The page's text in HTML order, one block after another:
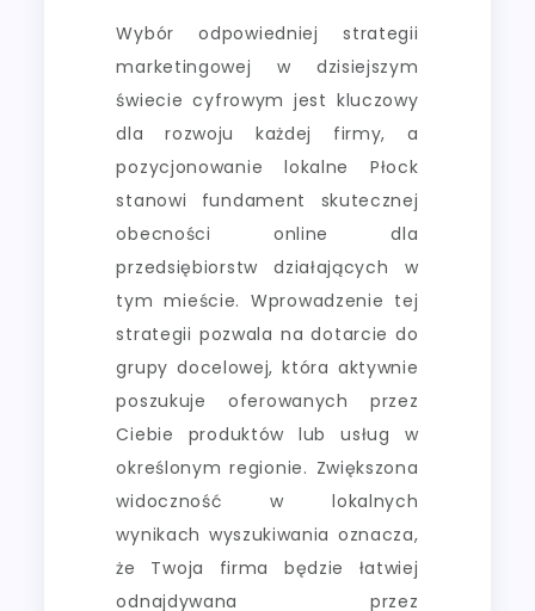
Wybór odpowiedniej strategii
marketingowej w dzisiejszym
świecie cyfrowym jest kluczowy
dla rozwoju każdej firmy, a
pozycjonowanie lokalne Płock
stanowi fundament skutecznej
obecności online dla
przedsiębiorstw działających w
tym mieście. Wprowadzenie tej
strategii pozwala na dotarcie do
grupy docelowej, która aktywnie
poszukuje oferowanych przez
Ciebie produktów lub usług w
określonym regionie. Zwiększona
widoczność w lokalnych
wynikach wyszukiwania oznacza,
że Twoja firma będzie łatwiej
odnajdywana przez